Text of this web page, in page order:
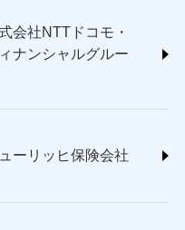
株式会社
)
)
)
会社NTTドコモ・
ナンシャルグルー
ーリッヒ保険会社